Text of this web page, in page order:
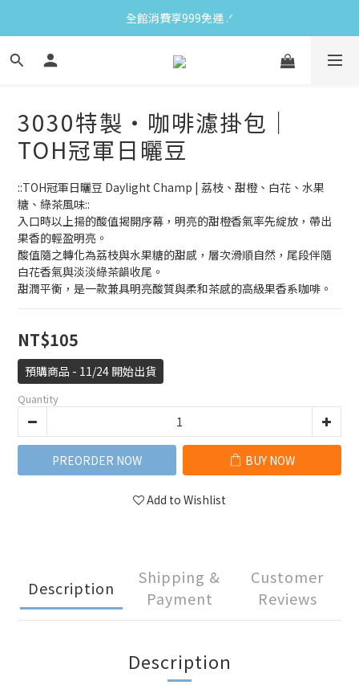
全館消費享999免運 ‪‪.ᐟ
3030特製・咖啡濾掛包｜
TOH冠軍日曬豆
::TOH冠軍日曬豆 Daylight Champ | 荔枝、甜橙、白花、水果
糖、綠茶風味::
入口時以上揚的酸值揭開序幕，明亮的甜橙香氣率先綻放，帶出
果香的輕盈明亮。
酸值隨之轉化為荔枝與水果糖的甜感，層次滑順自然，尾段伴隨
白花香氣與淡淡綠茶韻收尾。
甜潤平衡，是一款兼具明亮酸質與柔和茶感的高級果香系咖啡。
NT$105
預購商品 - 11/24 開始出貨
Quantity
PREORDER NOW BUY NOW
Add to Wishlist
Description
Shipping &
Payment
Customer
Reviews
Description